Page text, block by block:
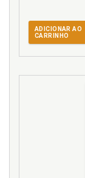
ADICIONAR AO
CARRINHO